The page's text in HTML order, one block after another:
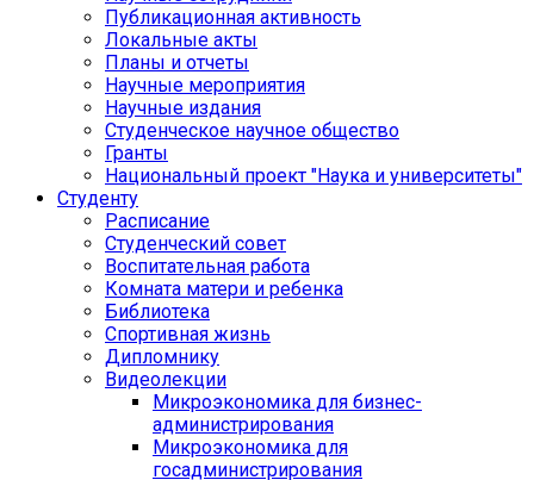
Публикационная активность
Локальные акты
Планы и отчеты
Научные мероприятия
Научные издания
Студенческое научное общество
Гранты
Национальный проект "Наука и университеты"
Студенту
Расписание
Студенческий совет
Воспитательная работа
Комната матери и ребенка
Библиотека
Спортивная жизнь
Дипломнику
Видеолекции
Микроэкономика для бизнес-
администрирования
Микроэкономика для
госадминистрирования